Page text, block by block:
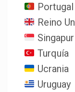
Portugal
Reino
Singapur
Turquía
Ucrania
Uruguay